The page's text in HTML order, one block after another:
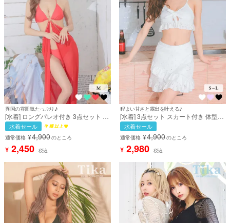
異国の雰囲気たっぷり♪
[水着] ロングパレオ付き 3点セット 体
型カバー チェーンベルト ホルターネ
ック インポート風 セクシー 赤 レッド
三角ビキニ (ゆんころ着用) [tk-
swy016d]
水着セール
通常価格 ¥4,900のところ
¥ 2,450 税込
程よい甘さと露出を叶える♪
[水着] 3点セット スカート付き 体型カ
バー ビスチェ 刺繍レース フリル 洋服
みたいな 清楚系 ガーリー ホワイト 白
Lサイズあり 大きいサイズ ビキニ (サ
イバージャパンMIYABI着用) [tk-
sw3039a]
水着セール
通常価格 ¥4,900のところ
¥ 2,980 税込